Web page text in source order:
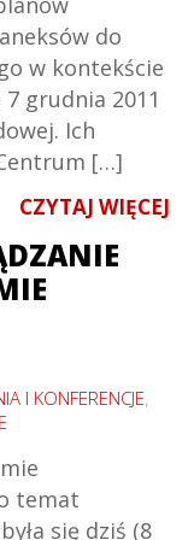
do
w kontekście
7 grudnia 2011
Ich
[…]
CZYTAJ WIĘCEJ
I KONFERENCJE,
temat
się dziś (8